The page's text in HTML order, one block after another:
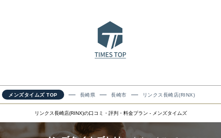
メンズタイムズ TOP 長崎県 長崎市 リンクス長崎店(RINX)
リンクス長崎店(RINX)の口コミ・評判・料金プラン - メンズタイムズ